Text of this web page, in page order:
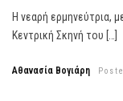
Η νεαρή ερμηνεύτρια,
Κεντρική Σκηνή του […]
Αθανασία Βογιάρη